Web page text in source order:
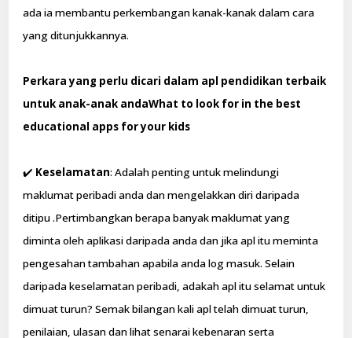
ada ia membantu perkembangan kanak-kanak dalam cara
yang ditunjukkannya.
Perkara yang perlu dicari dalam apl pendidikan terbaik
untuk anak-anak andaWhat to look for in the best
educational apps for your kids
✔️ Keselamatan: Adalah penting untuk melindungi
maklumat peribadi anda dan mengelakkan diri daripada
ditipu .Pertimbangkan berapa banyak maklumat yang
diminta oleh aplikasi daripada anda dan jika apl itu meminta
pengesahan tambahan apabila anda log masuk. Selain
daripada keselamatan peribadi, adakah apl itu selamat untuk
dimuat turun? Semak bilangan kali apl telah dimuat turun,
penilaian, ulasan dan lihat senarai kebenaran serta